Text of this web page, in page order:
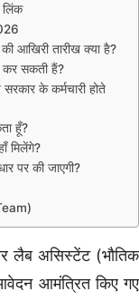
आखिरी तारीख क्या है?
कर सकती हैं?
के कर्मचारी होते
हूँ?
मिलेंगे?
पर की जाएगी?
लैब असिस्टेंट (भौतिक
आवेदन आमंत्रित किए गए